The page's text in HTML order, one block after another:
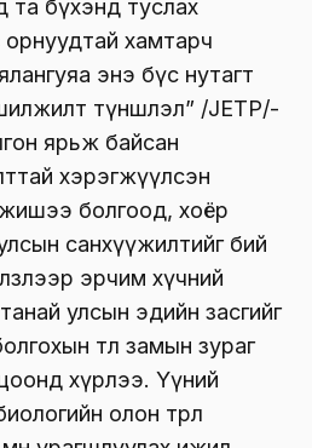
та бүхэнд туслах
хамтарч
энэ бүс нутагт
түншлэл” /JETP/-
ярьж байсан
хэрэгжүүлсэн
болгоод, хоёр
санхүүжилтийг бий
эрчим хүчний
улсын эдийн засгийг
төлөө замын зураг
хүрлээ. Үүний
олон төрөл